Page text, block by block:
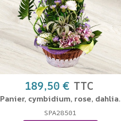
189,50 € TTC
Panier, cymbidium, rose, dahlia.
SPA28501